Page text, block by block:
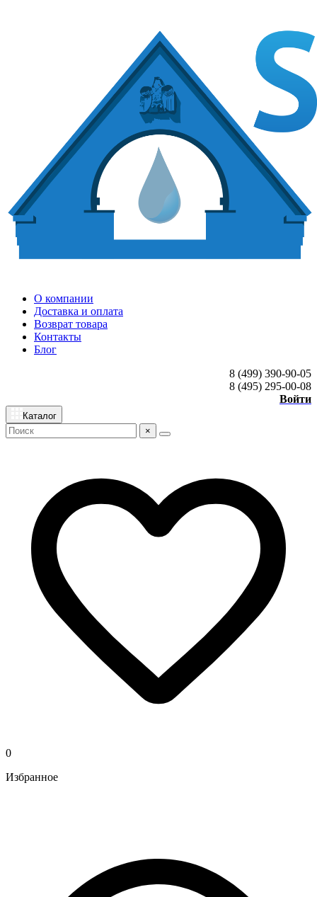
О компании
Доставка и оплата
Возврат товара
Контакты
Блог
8 (499) 390-90-05
8 (495) 295-00-08
Войти
Каталог
×
0
Избранное